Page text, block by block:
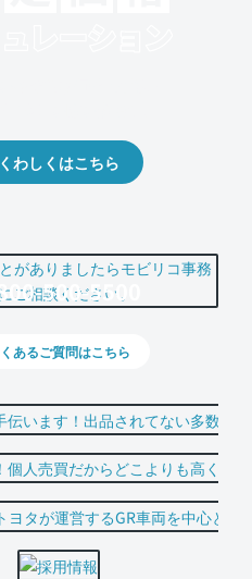
くわしくはこちら
500-5500
あるご質問はこちら